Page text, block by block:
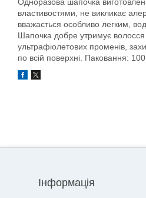
властивостями, не викликає
вважається особливо легким,
Шапочка добре утримує волосся
ультрафіолетових променів,
по всій поверхні. Паковання:
Інформація